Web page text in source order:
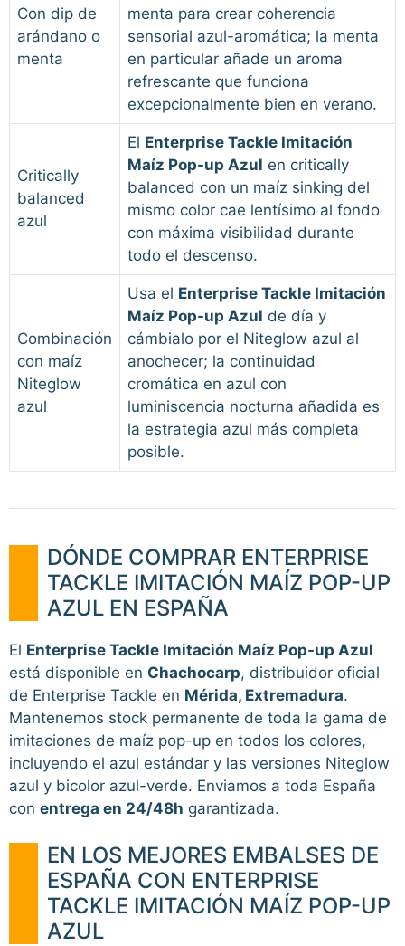
Con dip de
arándano o
menta
menta para crear coherencia
sensorial azul-aromática; la menta
en particular añade un aroma
refrescante que funciona
excepcionalmente bien en verano.
Critically
balanced
azul
El Enterprise Tackle Imitación
Maíz Pop-up Azul en critically
balanced con un maíz sinking del
mismo color cae lentísimo al fondo
con máxima visibilidad durante
todo el descenso.
Combinación
con maíz
Niteglow
azul
Usa el Enterprise Tackle Imitación
Maíz Pop-up Azul de día y
cámbialo por el Niteglow azul al
anochecer; la continuidad
cromática en azul con
luminiscencia nocturna añadida es
la estrategia azul más completa
posible.
DÓNDE COMPRAR ENTERPRISE
TACKLE IMITACIÓN MAÍZ POP-UP
AZUL EN ESPAÑA
El Enterprise Tackle Imitación Maíz Pop-up Azul
está disponible en Chachocarp, distribuidor oficial
de Enterprise Tackle en Mérida, Extremadura.
Mantenemos stock permanente de toda la gama de
imitaciones de maíz pop-up en todos los colores,
incluyendo el azul estándar y las versiones Niteglow
azul y bicolor azul-verde. Enviamos a toda España
con entrega en 24/48h garantizada.
EN LOS MEJORES EMBALSES DE
ESPAÑA CON ENTERPRISE
TACKLE IMITACIÓN MAÍZ POP-UP
AZUL